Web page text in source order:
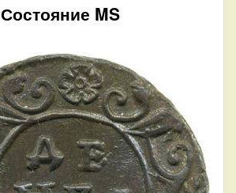
Состояние MS